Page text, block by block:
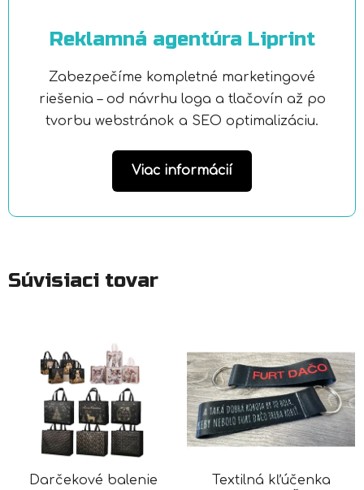
Reklamná agentúra Liprint
Zabezpečíme kompletné marketingové
riešenia – od návrhu loga a tlačovín až po
tvorbu webstránok a SEO optimalizáciu.
Viac informácií
Súvisiaci tovar
Darčekové balenie
Textilná kľúčenka